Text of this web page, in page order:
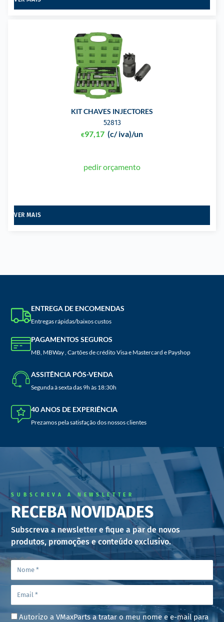
KIT CHAVES INJECTORES
52813
€97,17 (c/ iva)/un
pedir orçamento
VER MAIS
ENTREGA DE ENCOMENDAS
Entregas rápidas/baixos custos
PAGAMENTOS SEGUROS
MB, MBWay , Cartões de crédito Visa e Mastercard e Payshop
ASSITÊNCIA PÓS-VENDA
Segunda à sexta das 9h às 18:30h
40 ANOS DE EXPERIÊNCIA
Prezamos pela satisfação dos nossos clientes
SUBSCREVA A NEWSLETTER
RECEBA NOVIDADES
Subscreva a newsletter e fique a par de novos
produtos, promoções e conteúdo exclusivo.
Autorizo a VMaxParts a tratar o meu nome e e-mail para